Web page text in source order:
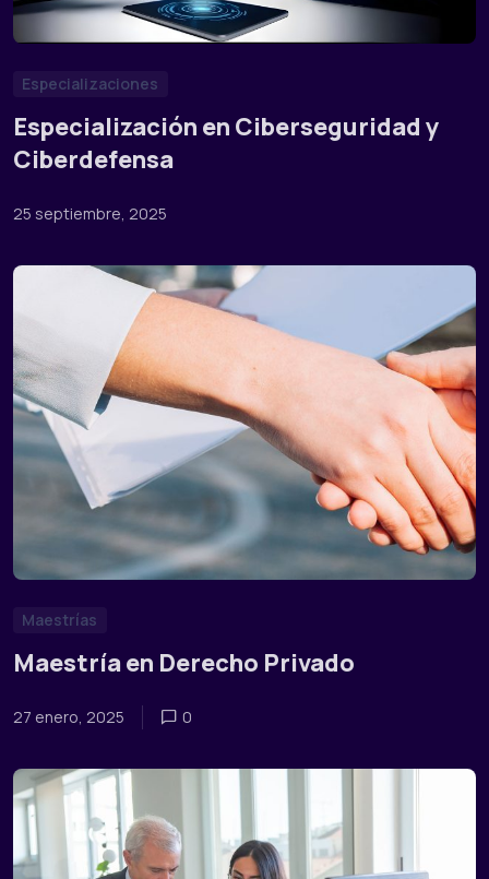
Especializaciones
Especialización en Ciberseguridad y
Ciberdefensa
25 septiembre, 2025
Maestrías
Maestría en Derecho Privado
27 enero, 2025 0